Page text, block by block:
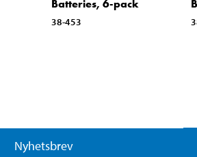
Batteries, 6-pack
38-453
Nyhetsbrev